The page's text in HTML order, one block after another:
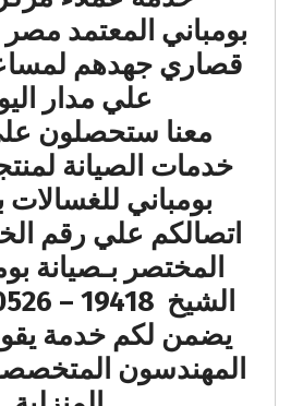
بومباني المعتمد مصر
قصاري جهدهم
علي مدار
معنا ستحصلون
خدمات الصيانة
بومباني للغسالات
اتصالكم علي رقم
المختصر بـصيانة
الشيخ
يضمن لكم خدمة
المهندسون